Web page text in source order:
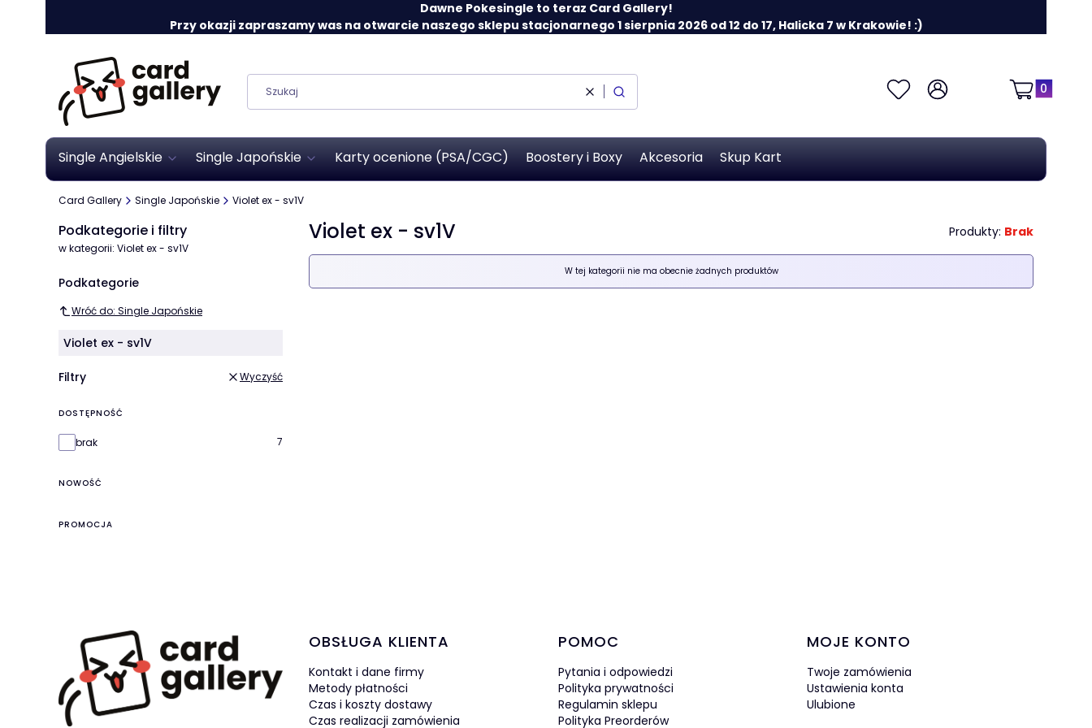
Dawne Pokesingle to teraz Card Gallery!
Przy okazji zapraszamy was na otwarcie naszego sklepu stacjonarnego 1 sierpnia 2026 od 12 do 17, Halicka 7 w Krakowie! :)
WyczyśćSzukaj UlubioneZaloguj się
Produkty w
Koszyk
Single Angielskie Single Japońskie Karty ocenione (PSA/CGC) Boostery i Boxy Akcesoria Skup Kart
Card Gallery Single Japońskie Violet ex - sv1V
Podkategorie i filtry
w kategorii: Violet ex - sv1V
Podkategorie
Wróć do: Single Japońskie
Violet ex - sv1V
Filtry Wyczyść
DOSTĘPNOŚĆ
Dostępność
brak 7
NOWOŚĆ
PROMOCJA
Violet ex - sv1V Produkty: Brak
Lista produktów W tej kategorii nie ma obecnie żadnych produktów
Linki w stopce
OBSŁUGA KLIENTA
Kontakt i dane firmy
Metody płatności
Czas i koszty dostawy
Czas realizacji zamówienia
POMOC
Pytania i odpowiedzi
Polityka prywatności
Regulamin sklepu
Polityka Preorderów
MOJE KONTO
Twoje zamówienia
Ustawienia konta
Ulubione